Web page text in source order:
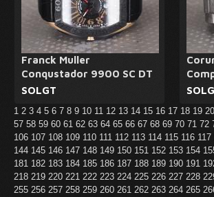
Franck Muller
Conqustador 9900 SC DT
SOLGT
1 2 3 4 5 6 7 8 9 10 11 12 13 14 15 16 17 18 19 20
57 58 59 60 61 62 63 64 65 66 67 68 69 70 71 72
106 107 108 109 110 111 112 113 114 115 116 117
144 145 146 147 148 149 150 151 152 153 154
181 182 183 184 185 186 187 188 189 190 191
218 219 220 221 222 223 224 225 226 227 228
255 256 257 258 259 260 261 262 263 264 265